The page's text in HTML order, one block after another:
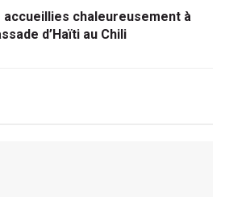
accueillies chaleureusement à
d’Haïti au Chili